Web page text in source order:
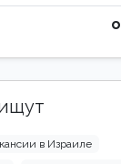
в Израиле